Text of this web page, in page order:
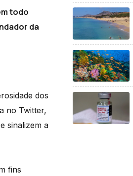
todo
da
dos
no Twitter,
sinalizem a
fins